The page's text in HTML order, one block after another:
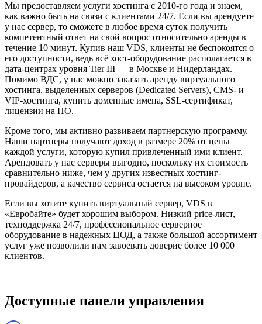
Мы предоставляем услуги хостинга с 2010-го года и знаем,
как важно быть на связи с клиентами 24/7. Если вы арендуете
у нас сервер, то сможете в любое время суток получить
компетентный ответ на свой вопрос относительно аренды в
течение 10 минут. Купив наш VDS, клиенты не беспокоятся о
его доступности, ведь всё хост-оборудование располагается в
дата-центрах уровня Tier III — в Москве и Нидерландах.
Помимо ВДС, у нас можно заказать аренду виртуального
хостинга, выделенных серверов (Dedicated Servers), CMS- и
VIP-хостинга, купить доменные имена, SSL-сертификат,
лицензии на ПО.
Кроме того, мы активно развиваем партнерскую программу.
Наши партнеры получают доход в размере 20% от цены
каждой услуги, которую купил привлеченный ими клиент.
Арендовать у нас серверы выгодно, поскольку их стоимость
сравнительно ниже, чем у других известных хостинг-
провайдеров, а качество сервиса остается на высоком уровне.
Если вы хотите купить виртуальный сервер, VDS в
«Евробайте» будет хорошим выбором. Низкий price-лист,
техподдержка 24/7, профессиональное серверное
оборудование в надежных ЦОД, а также большой ассортимент
услуг уже позволили нам завоевать доверие более 10 000
клиентов.
Доступные панели управления